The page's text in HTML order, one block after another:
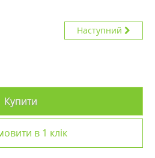
Наступний
Купити
в 1 клік